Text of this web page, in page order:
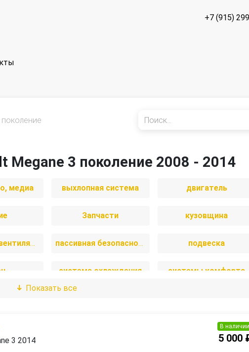
+7 (915)
поколение
Megane 3 поколение 2008 - 2014
медиа выхлопная система двигатель
Запчасти кузовщина
отопление и вентиляция пассивная безопасность подвеска
система охлаждения системы комфорта
Показать все
3 2014
В наличии
5 000